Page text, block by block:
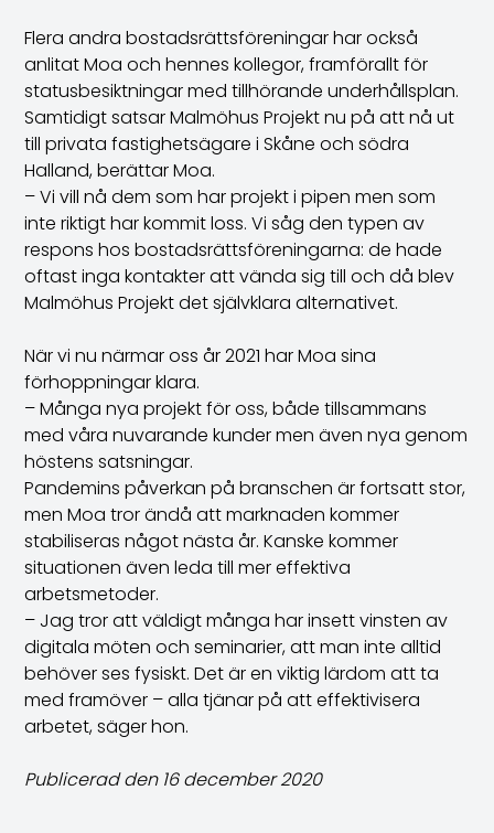
Flera andra bostadsrättsföreningar har också
anlitat Moa och hennes kollegor, framförallt för
statusbesiktningar med tillhörande underhållsplan.
Samtidigt satsar Malmöhus Projekt nu på att nå ut
till privata fastighetsägare i Skåne och södra
Halland, berättar Moa.
– Vi vill nå dem som har projekt i pipen men som
inte riktigt har kommit loss. Vi såg den typen av
respons hos bostadsrättsföreningarna: de hade
oftast inga kontakter att vända sig till och då blev
Malmöhus Projekt det självklara alternativet.
När vi nu närmar oss år 2021 har Moa sina
förhoppningar klara.
– Många nya projekt för oss, både tillsammans
med våra nuvarande kunder men även nya genom
höstens satsningar.
Pandemins påverkan på branschen är fortsatt stor,
men Moa tror ändå att marknaden kommer
stabiliseras något nästa år. Kanske kommer
situationen även leda till mer effektiva
arbetsmetoder.
– Jag tror att väldigt många har insett vinsten av
digitala möten och seminarier, att man inte alltid
behöver ses fysiskt. Det är en viktig lärdom att ta
med framöver – alla tjänar på att effektivisera
arbetet, säger hon.
Publicerad den 16 december 2020